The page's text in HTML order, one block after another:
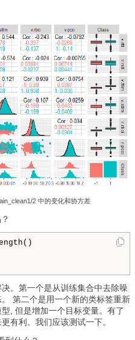
2 中的变化和协方差
。第一个是从训练集合中去除噪
第二个是用一个新的类标签重新
, 但是增加一个目标变量。有了
有利。我们应该测试一下。